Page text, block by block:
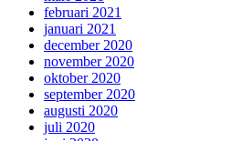
februari 2021
januari 2021
december 2020
november 2020
oktober 2020
september 2020
augusti 2020
juli 2020